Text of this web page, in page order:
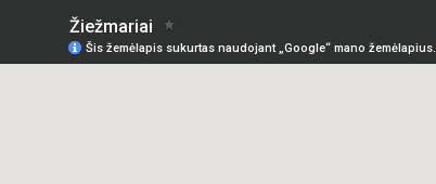
Žiežmariai
Šis žemėlapis sukurtas naudojant „Google“ mano žemėlapius.